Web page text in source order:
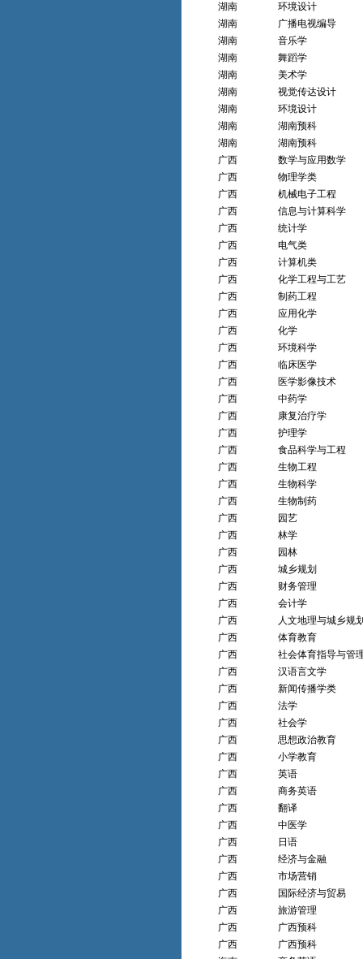
湖南
环境设计
湖南
广播电视编导
湖南
音乐学
湖南
舞蹈学
湖南
美术学
湖南
视觉传达设计
湖南
环境设计
湖南
湖南预科
湖南
湖南预科
广西
数学与应用数学
广西
物理学类
广西
机械电子工程
广西
信息与计算科学
广西
统计学
广西
电气类
广西
计算机类
广西
化学工程与工艺
广西
制药工程
广西
应用化学
广西
化学
广西
环境科学
广西
临床医学
广西
医学影像技术
广西
中药学
广西
康复治疗学
广西
护理学
广西
食品科学与工程
广西
生物工程
广西
生物科学
广西
生物制药
广西
园艺
广西
林学
广西
园林
广西
城乡规划
广西
财务管理
广西
会计学
广西
人文地理与城乡规
广西
体育教育
广西
社会体育指导与管
广西
汉语言文学
广西
新闻传播学类
广西
法学
广西
社会学
广西
思想政治教育
广西
小学教育
广西
英语
广西
商务英语
广西
翻译
广西
中医学
广西
日语
广西
经济与金融
广西
市场营销
广西
国际经济与贸易
广西
旅游管理
广西
广西预科
广西
广西预科